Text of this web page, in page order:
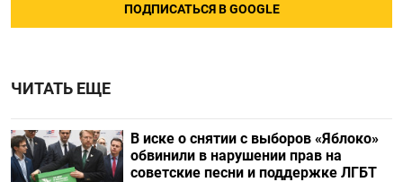
ПОДПИСАТЬСЯ В GOOGLE
ЧИТАТЬ ЕЩЕ
В иске о снятии с выборов «Яблоко»
обвинили в нарушении прав на
советские песни и поддержке ЛГБТ